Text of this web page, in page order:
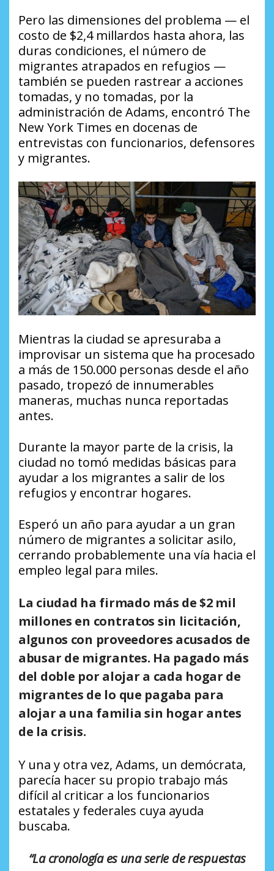
Pero las dimensiones del problema — el
costo de $2,4 millardos hasta ahora, las
duras condiciones, el número de
migrantes atrapados en refugios —
también se pueden rastrear a acciones
tomadas, y no tomadas, por la
administración de Adams, encontró The
New York Times en docenas de
entrevistas con funcionarios, defensores
y migrantes.
Mientras la ciudad se apresuraba a
improvisar un sistema que ha procesado
a más de 150.000 personas desde el año
pasado, tropezó de innumerables
maneras, muchas nunca reportadas
antes.
Durante la mayor parte de la crisis, la
ciudad no tomó medidas básicas para
ayudar a los migrantes a salir de los
refugios y encontrar hogares.
Esperó un año para ayudar a un gran
número de migrantes a solicitar asilo,
cerrando probablemente una vía hacia el
empleo legal para miles.
La ciudad ha firmado más de $2 mil
millones en contratos sin licitación,
algunos con proveedores acusados de
abusar de migrantes. Ha pagado más
del doble por alojar a cada hogar de
migrantes de lo que pagaba para
alojar a una familia sin hogar antes
de la crisis.
Y una y otra vez, Adams, un demócrata,
parecía hacer su propio trabajo más
difícil al criticar a los funcionarios
estatales y federales cuya ayuda
buscaba.
“La cronología es una serie de respuestas